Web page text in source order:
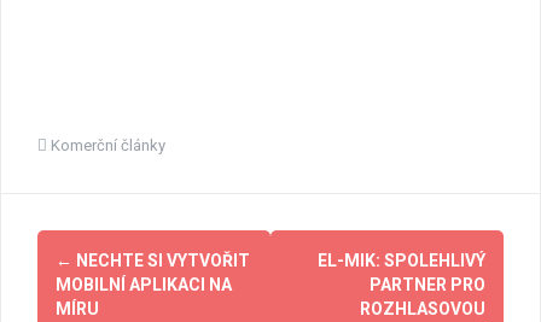
Komerční články
Post
navigation
← NECHTE SI VYTVOŘIT
MOBILNÍ APLIKACI NA
MÍRU
EL-MIK: SPOLEHLIVÝ
PARTNER PRO
ROZHLASOVOU